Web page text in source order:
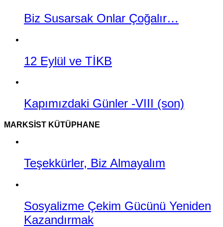
Biz Susarsak Onlar Çoğalır…
12 Eylül ve TİKB
Kapımızdaki Günler -VIII (son)
MARKSIST KÜTÜPHANE
Teşekkürler, Biz Almayalım
Sosyalizme Çekim Gücünü Yeniden
Kazandırmak